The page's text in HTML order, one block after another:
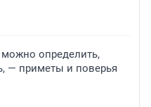
можно определить,
— приметы и поверья